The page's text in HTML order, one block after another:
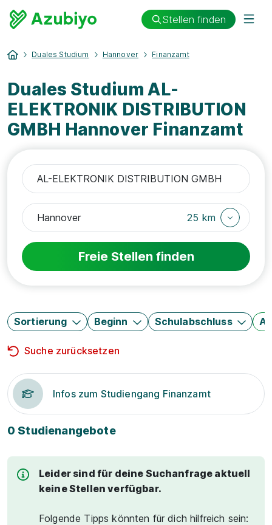
Stellen finden
Duales Studium Hannover Finanzamt
Duales Studium AL-
ELEKTRONIK DISTRIBUTION
GMBH Hannover Finanzamt
25 km
Freie Stellen finden
Sortierung Beginn Schulabschluss
Suche zurücksetzen
Infos zum Studiengang Finanzamt
0 Studienangebote
Leider sind für deine Suchanfrage aktuell
keine Stellen verfügbar.
Folgende Tipps könnten für dich hilfreich sein: